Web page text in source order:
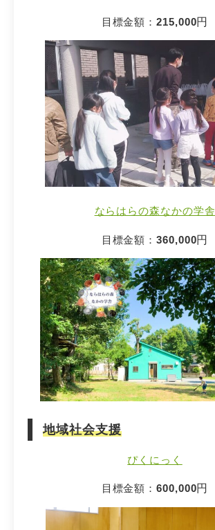
目標金額：215,000円
ならはらの森なかの学舎
目標金額：360,000円
地域社会支援
ぴくにっく
目標金額：600,000円